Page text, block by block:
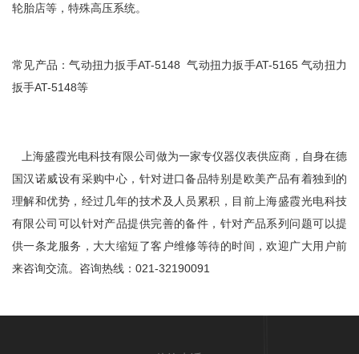
轮胎店等，特殊高压系统。
常见产品：气动扭力扳手AT-5148 气动扭力扳手AT-5165 气动扭力
扳手AT-5148等
上海盛霞光电科技有限公司做为一家专仪器仪表供应商，自身在德
国汉诺威设有采购中心，针对进口备品特别是欧美产品有着独到的
理解和优势，经过几年的技术及人员累积，目前上海盛霞光电科技
有限公司可以针对产品提供完善的备件，针对产品系列问题可以提
供一条龙服务，大大缩短了客户维修等待的时间，欢迎广大用户前
来咨询交流。咨询热线：021-32190091